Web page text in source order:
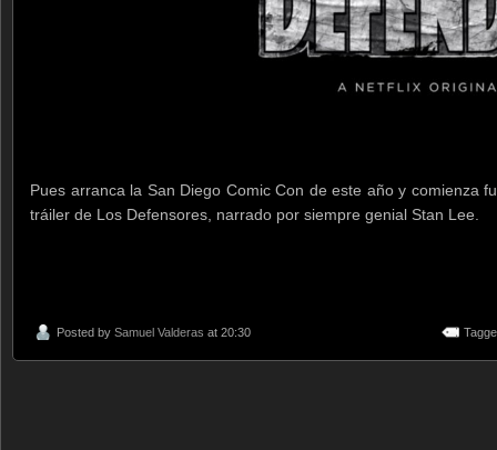
Pues arranca la San Diego Comic Con de este año y comienza
tráiler de Los Defensores, narrado por siempre genial Stan Lee.
Posted by Samuel Valderas at 20:30